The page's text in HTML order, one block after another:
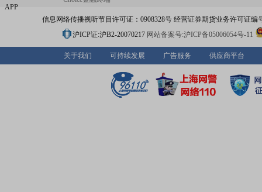
APP
信息网络传播视听节目许可证：0908328号 经营证券期货业务许可证编
沪ICP证:沪B2-20070217 网站备案号:沪ICP备05006054号-11
关于我们 可持续发展 广告服务 供应商平台